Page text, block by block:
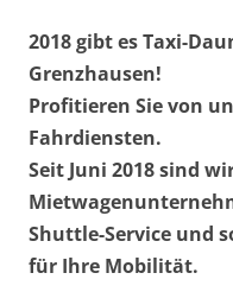
2018 gibt es Taxi-
Grenzhausen!
Profitieren Sie von
Fahrdiensten.
Seit Juni 2018 sind
Shuttle-Service und
für Ihre Mobilität.